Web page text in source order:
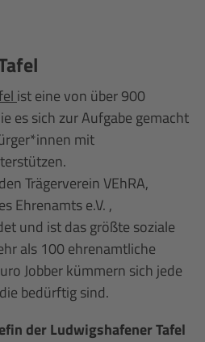
ist eine von über 900
es sich zur Aufgabe gemacht
mit
Trägerverein VEhRA,
Ehrenamts e.V. ,
und ist das größte soziale
als 100 ehrenamtliche
Jobber kümmern sich jede
bedürftig sind.
der Ludwigshafener Tafel